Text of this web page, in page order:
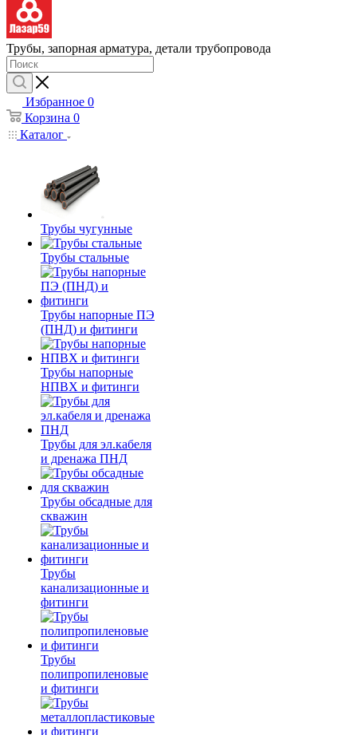
Трубы, запорная арматура, детали трубопровода
Избранное 0
Корзина 0
Каталог
Трубы чугунные
Трубы стальные
Трубы напорные ПЭ
(ПНД) и фитинги
Трубы напорные
НПВХ и фитинги
Трубы для эл.кабеля
и дренажа ПНД
Трубы обсадные для
скважин
Трубы
канализационные и
фитинги
Трубы
полипропиленовые
и фитинги